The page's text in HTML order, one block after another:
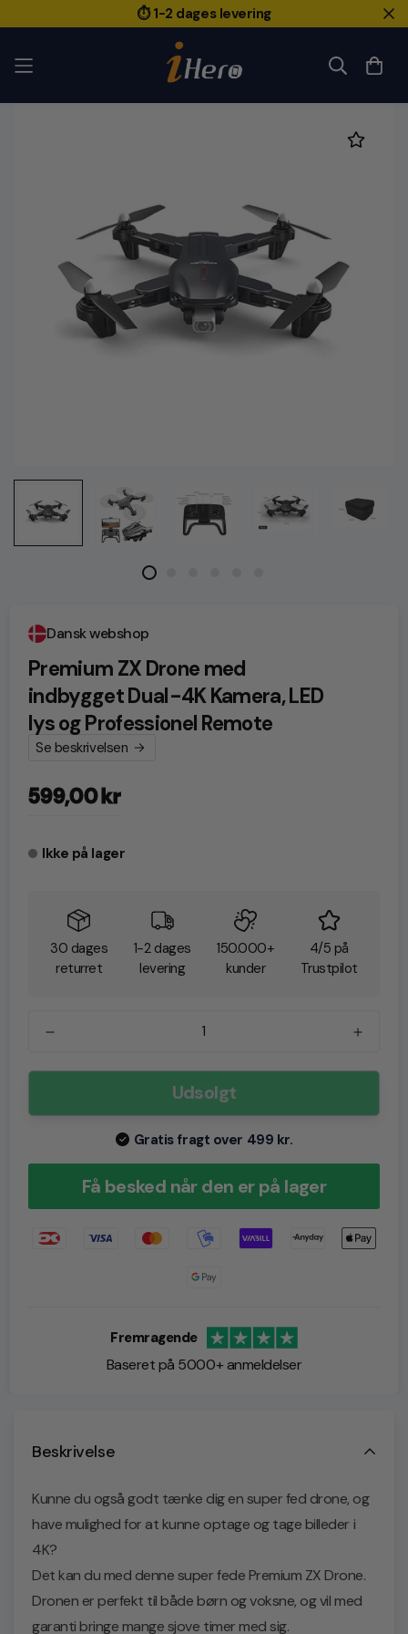
⏱️ 1-2 dages levering
Dansk webshop
Premium ZX Drone med
indbygget Dual-4K Kamera, LED
lys og Professionel Remote
Se beskrivelsen
Normalpris
599,00 kr
Ikke på lager
30 dages
returret
1-2 dages
levering
150.000+
kunder
4/5 på
Trustpilot
Udsolgt
Gratis fragt over 499 kr.
Få besked når den er på lager
Fremragende
Baseret på 5000+ anmeldelser
Beskrivelse
Kunne du også godt tænke dig en super fed drone, og
have mulighed for at kunne optage og tage billeder i
4K?
Det kan du med denne super fede Premium ZX Drone.
Dronen er perfekt til både børn og voksne, og vil med
garanti bringe mange sjove timer med sig.